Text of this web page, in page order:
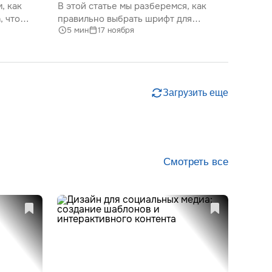
как
что
и примеры
В этой статье мы разберемся, как
правильно выбрать шрифт для
презентации, а также объясним
и их влиянию на восприятие
5 мин 17 ноября
Загрузить еще
Смотреть все